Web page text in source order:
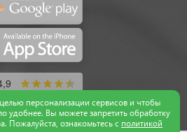
персонализации сервисов и чтобы
удобнее. Вы можете запретить обработку
Пожалуйста, ознакомьтесь с политикой